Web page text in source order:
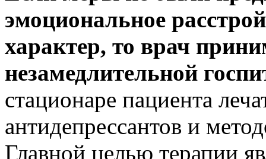
эмоциональное
характер, то врач
незамедлительной
стационаре пациента
антидепрессантов и
Главной целью терапии